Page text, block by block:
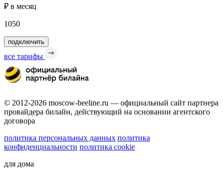
₽ в месяц
1050
подключить
все тарифы
© 2012-2026 moscow-beeline.ru — официальный сайт партнера
провайдера билайн, действующий на основании агентского
договора
политика персональных данных политика
конфиденциальности политика cookie
для дома